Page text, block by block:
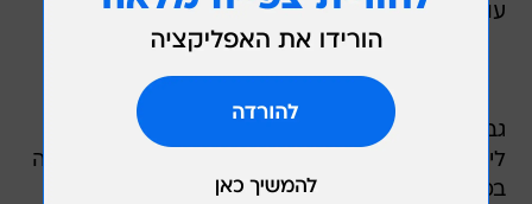
עובדים בענף, המעסיק כיום כ-31 אלף עובדים.
גבאי הביע דאגה עקב היבוא הגדל מסין, שעמה אין
לישראל הסכם סחר, ועקב הצטיידות משרדי ממשלה
במוצרי טקסטיל מהמזרח הרחוק כתחליף למוצרים